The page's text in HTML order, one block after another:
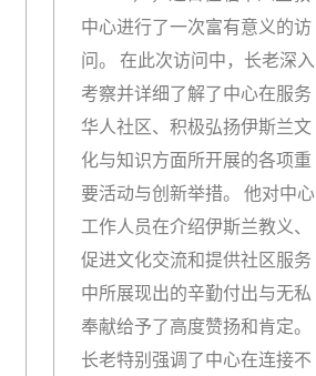
中心进行了一次富有意义的访
问。 在此次访问中，长老深入
考察并详细了解了中心在服务
华人社区、积极弘扬伊斯兰文
化与知识方面所开展的各项重
要活动与创新举措。 他对中心
工作人员在介绍伊斯兰教义、
促进文化交流和提供社区服务
中所展现出的辛勤付出与无私
奉献给予了高度赞扬和肯定。
长老特别强调了中心在连接不